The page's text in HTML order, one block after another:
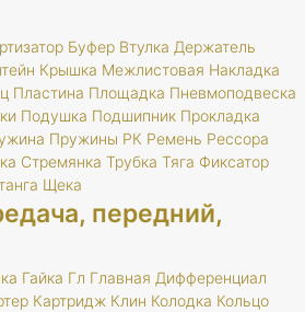
Буфер Втулка Держатель
Крышка Межлистовая Накладка
Пластина Площадка Пневмоподвеска
Подушка Подшипник Прокладка
Пружины РК Ремень Рессора
Стремянка Трубка Тяга Фиксатор
Щека
передний,
Гайка Гл Главная Дифференциал
Картридж Клин Колодка Кольцо